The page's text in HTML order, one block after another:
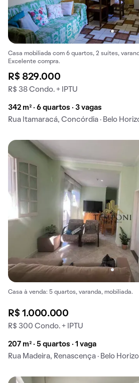
Casa mobiliada com 6 quartos, 2 suítes,
Excelente compra.
R$ 829.000
R$ 38 Condo. + IPTU
342 m² · 6 quartos · 3 vagas
Rua Itamaracá, Concórdia · Belo
Casa à venda: 5 quartos, varanda, mobiliada.
R$ 1.000.000
R$ 300 Condo. + IPTU
207 m² · 5 quartos · 1 vaga
Rua Madeira, Renascença · Belo